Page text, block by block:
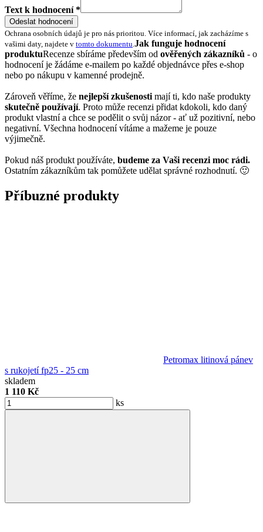
Text k hodnocení *
Odeslat hodnocení
Ochrana osobních údajů je pro nás prioritou. Více informací, jak zacházíme s
vašimi daty, najdete v tomto dokumentu Jak funguje hodnocení
produktuRecenze sbíráme především od ověřených zákazníků - o
hodnocení je žádáme e-mailem po každé objednávce přes e-shop
nebo po nákupu v kamenné prodejně.
Zároveň věříme, že nejlepší zkušenosti mají ti, kdo naše produkty
skutečně používají. Proto může recenzi přidat kdokoli, kdo daný
produkt vlastní a chce se podělit o svůj názor - ať už pozitivní, nebo
negativní. Všechna hodnocení vítáme a mažeme je pouze
výjimečně.
Pokud náš produkt používáte, budeme za Vaši recenzi moc rádi.
Ostatním zákazníkům tak pomůžete udělat správné rozhodnutí. 🙂
Příbuzné produkty
Petromax litinová pánev
s rukojetí fp25 - 25 cm
skladem
1 110 Kč
ks